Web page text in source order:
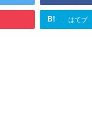
B! はてブ